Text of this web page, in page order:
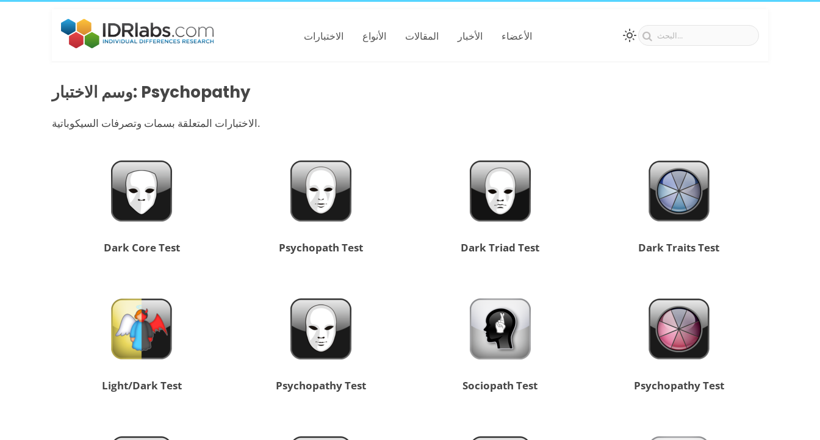
الاختبارات الأنواع المقالات الأخبار الأعضاء
وسم الاختبار: Psychopathy
الاختبارات المتعلقة بسمات وتصرفات السيكوباتية.
Dark Core Test Psychopath Test Dark Triad Test Dark Traits Test
Light/Dark Test Psychopathy Test Sociopath Test Psychopathy Test